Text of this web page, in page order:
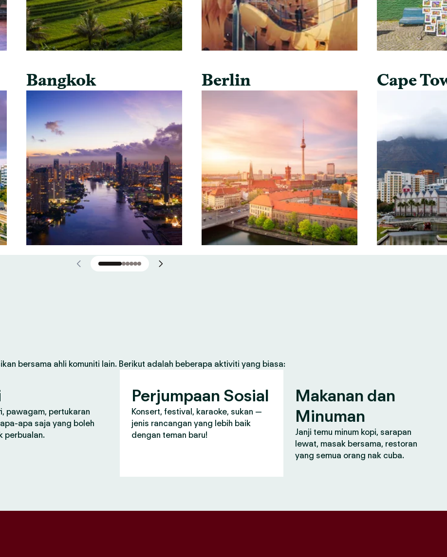
Bangkok Berlin Cape
bersama ahli komuniti lain. Berikut adalah beberapa aktiviti yang biasa:
pawagam, pertukaran
apa saja yang boleh
perbualan.
Perjumpaan Sosial
Konsert, festival, karaoke, sukan —
jenis rancangan yang lebih baik
dengan teman baru!
Makanan dan
Minuman
Janji temu minum kopi, sarapan
lewat, masak bersama, restoran
yang semua orang nak cuba.